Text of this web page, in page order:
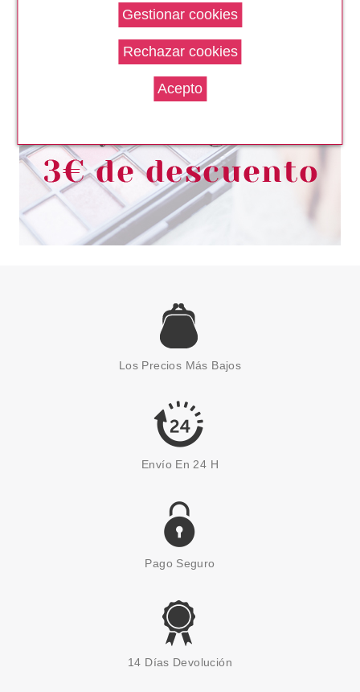
CLARINS
CLARINS MEN GEL
OJOS 15 ML
Pvr 40.00€
desde
29.90€
CLARINS
CLARINS MEN GEL AFTER
SHAVE 75 ML
28.40€
Los Precios Más Bajos
Envío En 24 H
Pago Seguro
14 Días Devolución